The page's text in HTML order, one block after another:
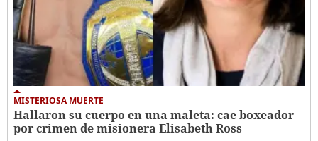
MISTERIOSA MUERTE
Hallaron su cuerpo en una maleta: cae boxeador
por crimen de misionera Elisabeth Ross